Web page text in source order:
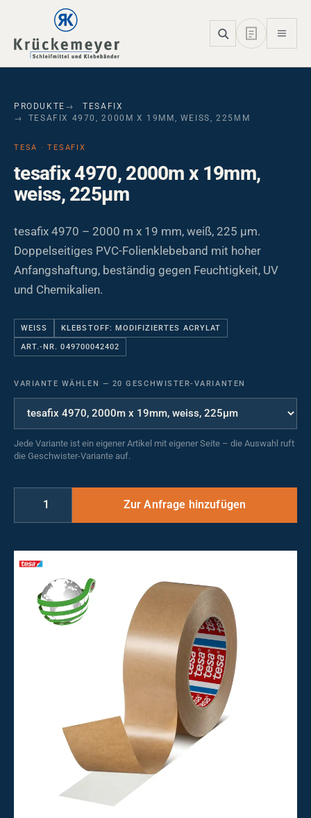
Skip to main navigation
Skip to main content
Skip to page footer
PRODUKTE
TESAFIX
TESAFIX 4970, 2000M X 19MM, WEISS, 225ΜM
TESA · TESAFIX
tesafix 4970, 2000m x 19mm,
weiss, 225µm
tesafix 4970 – 2000 m x 19 mm, weiß, 225 µm.
Doppelseitiges PVC-Folienklebeband mit hoher
Anfangshaftung, beständig gegen Feuchtigkeit, UV
und Chemikalien.
WEISS KLEBSTOFF: MODIFIZIERTES ACRYLAT
ART.-NR. 049700042402
VARIANTE WÄHLEN — 20 GESCHWISTER-VARIANTEN
Jede Variante ist ein eigener Artikel mit eigener Seite – die Auswahl ruft
die Geschwister-Variante auf.